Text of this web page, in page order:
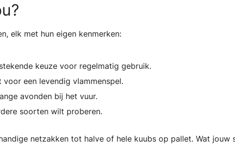
elk met hun eigen kenmerken:
keuze voor regelmatig gebruik.
een levendig vlammenspel.
avonden bij het vuur.
soorten wilt proberen.
netzakken tot halve of hele kuubs op pallet. Wat jouw